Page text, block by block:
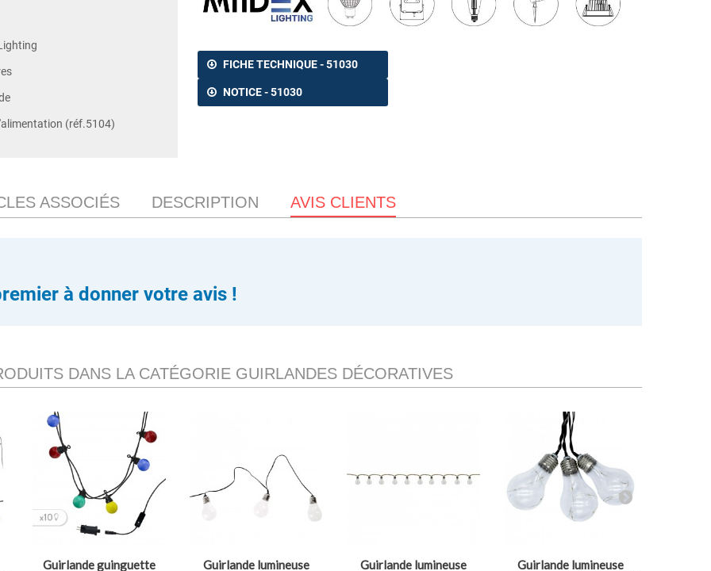
FICHE TECHNIQUE - 51030
NOTICE - 51030
(réf.5104)
ASSOCIÉS DESCRIPTION AVIS CLIENTS
à donner votre avis !
DANS LA CATÉGORIE GUIRLANDES DÉCORATIVES
Guirlande guinguette
Guirlande lumineuse
Guirlande lumineuse
Guirlande lumineuse